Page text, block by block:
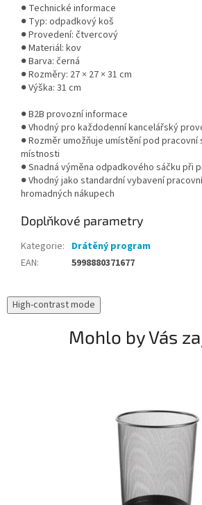
● Technické informace
● Typ: odpadkový koš
● Provedení: čtvercový
● Materiál: kov
● Barva: černá
● Rozměry: 27 × 27 × 31 cm
● Výška: 31 cm
● B2B provozní informace
● Vhodný pro každodenní kancelářský
● Rozměr umožňuje umístění pod pracovní
místnosti
● Snadná výměna odpadkového sáčku při
● Vhodný jako standardní vybavení
hromadných nákupech
Doplňkové parametry
Kategorie: Drátěný program
EAN: 5998880371677
High-contrast mode
Mohlo by Vás